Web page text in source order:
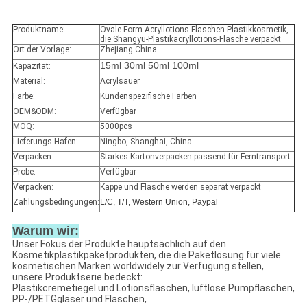
Produktname:
Ovale Form-Acryllotions-Flaschen-Plastikkosmetik,
die Shangyu-Plastikacryllotions-Flasche verpackt
Ort der Vorlage:
Zhejiang China
Kapazität:
15ml 30ml 50ml 100ml
Material:
Acrylsauer
Farbe:
Kundenspezifische Farben
OEM&ODM:
Verfügbar
MOQ:
5000pcs
Lieferungs-Hafen:
Ningbo, Shanghai, China
Verpacken:
Starkes Kartonverpacken passend für Ferntransport
Probe:
Verfügbar
Verpacken:
Kappe und Flasche werden separat verpackt
Zahlungsbedingungen: L/C, T/T, Western Union, Paypal
Warum wir:
Unser Fokus der Produkte hauptsächlich auf den
Kosmetikplastikpaketprodukten, die die Paketlösung für viele
kosmetischen Marken worldwidely zur Verfügung stellen,
unsere Produktserie bedeckt:
Plastikcremetiegel und Lotionsflaschen, luftlose Pumpflaschen,
PP-/PETGgläser und Flaschen,